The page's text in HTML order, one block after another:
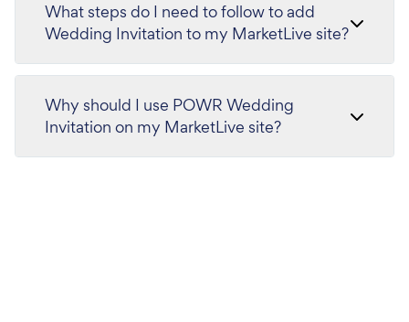
What steps do I need to follow to add
Wedding Invitation to my MarketLive site?
Why should I use POWR Wedding
Invitation on my MarketLive site?